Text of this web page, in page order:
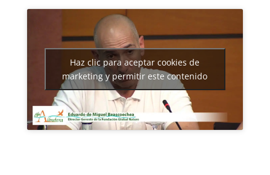
Haz clic para aceptar cookies de
marketing y permitir este contenido